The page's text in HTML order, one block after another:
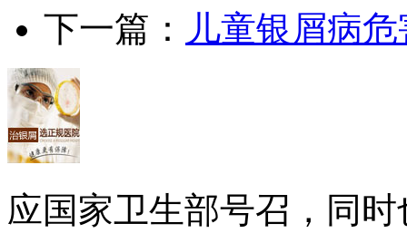
下一篇： 儿童银屑病
应国家卫生部号召，同